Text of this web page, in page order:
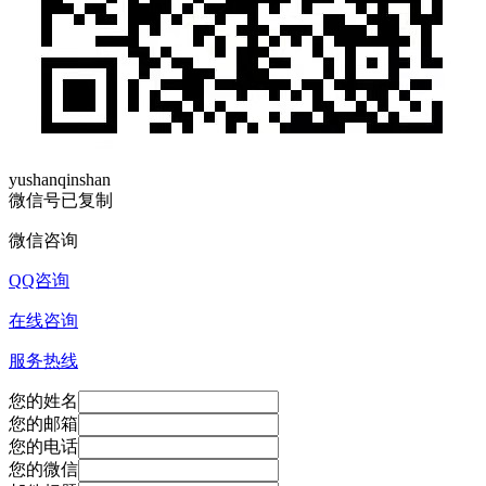
yushanqinshan
微信号已复制
微信咨询
QQ咨询
在线咨询
服务热线
您的姓名
您的邮箱
您的电话
您的微信